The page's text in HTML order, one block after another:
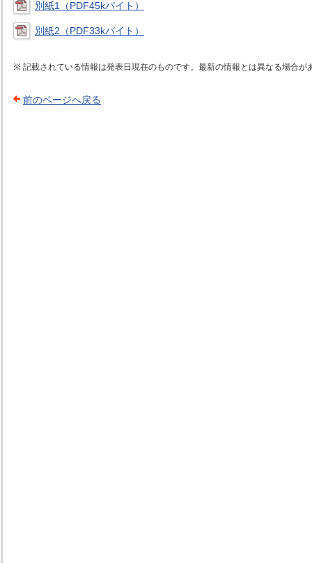
別紙1（PDF45kバイト）
別紙2（PDF33kバイト）
記載されている情報は発表日現在のものです。最新の情報とは異なる場合が
前のページへ戻る